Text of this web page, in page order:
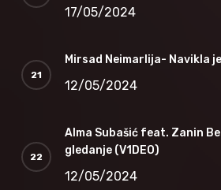
17/05/2024
Mirsad Neimarlija- Navikla
12/05/2024
Alma Subašić feat. Zanin
gledanje (V1DEO)
12/05/2024